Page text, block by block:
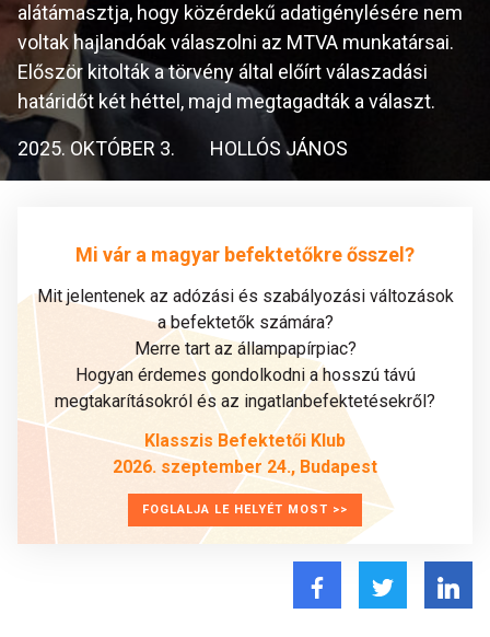
alátámasztja, hogy közérdekű adatigénylésére nem
voltak hajlandóak válaszolni az MTVA munkatársai.
Először kitolták a törvény által előírt válaszadási
határidőt két héttel, majd megtagadták a választ.
2025. OKTÓBER 3. HOLLÓS JÁNOS
Mi vár a magyar befektetőkre ősszel?
Mit jelentenek az adózási és szabályozási változások
a befektetők számára?
Merre tart az állampapírpiac?
Hogyan érdemes gondolkodni a hosszú távú
megtakarításokról és az ingatlanbefektetésekről?
Klasszis Befektetői Klub
2026. szeptember 24., Budapest
FOGLALJA LE HELYÉT MOST >>